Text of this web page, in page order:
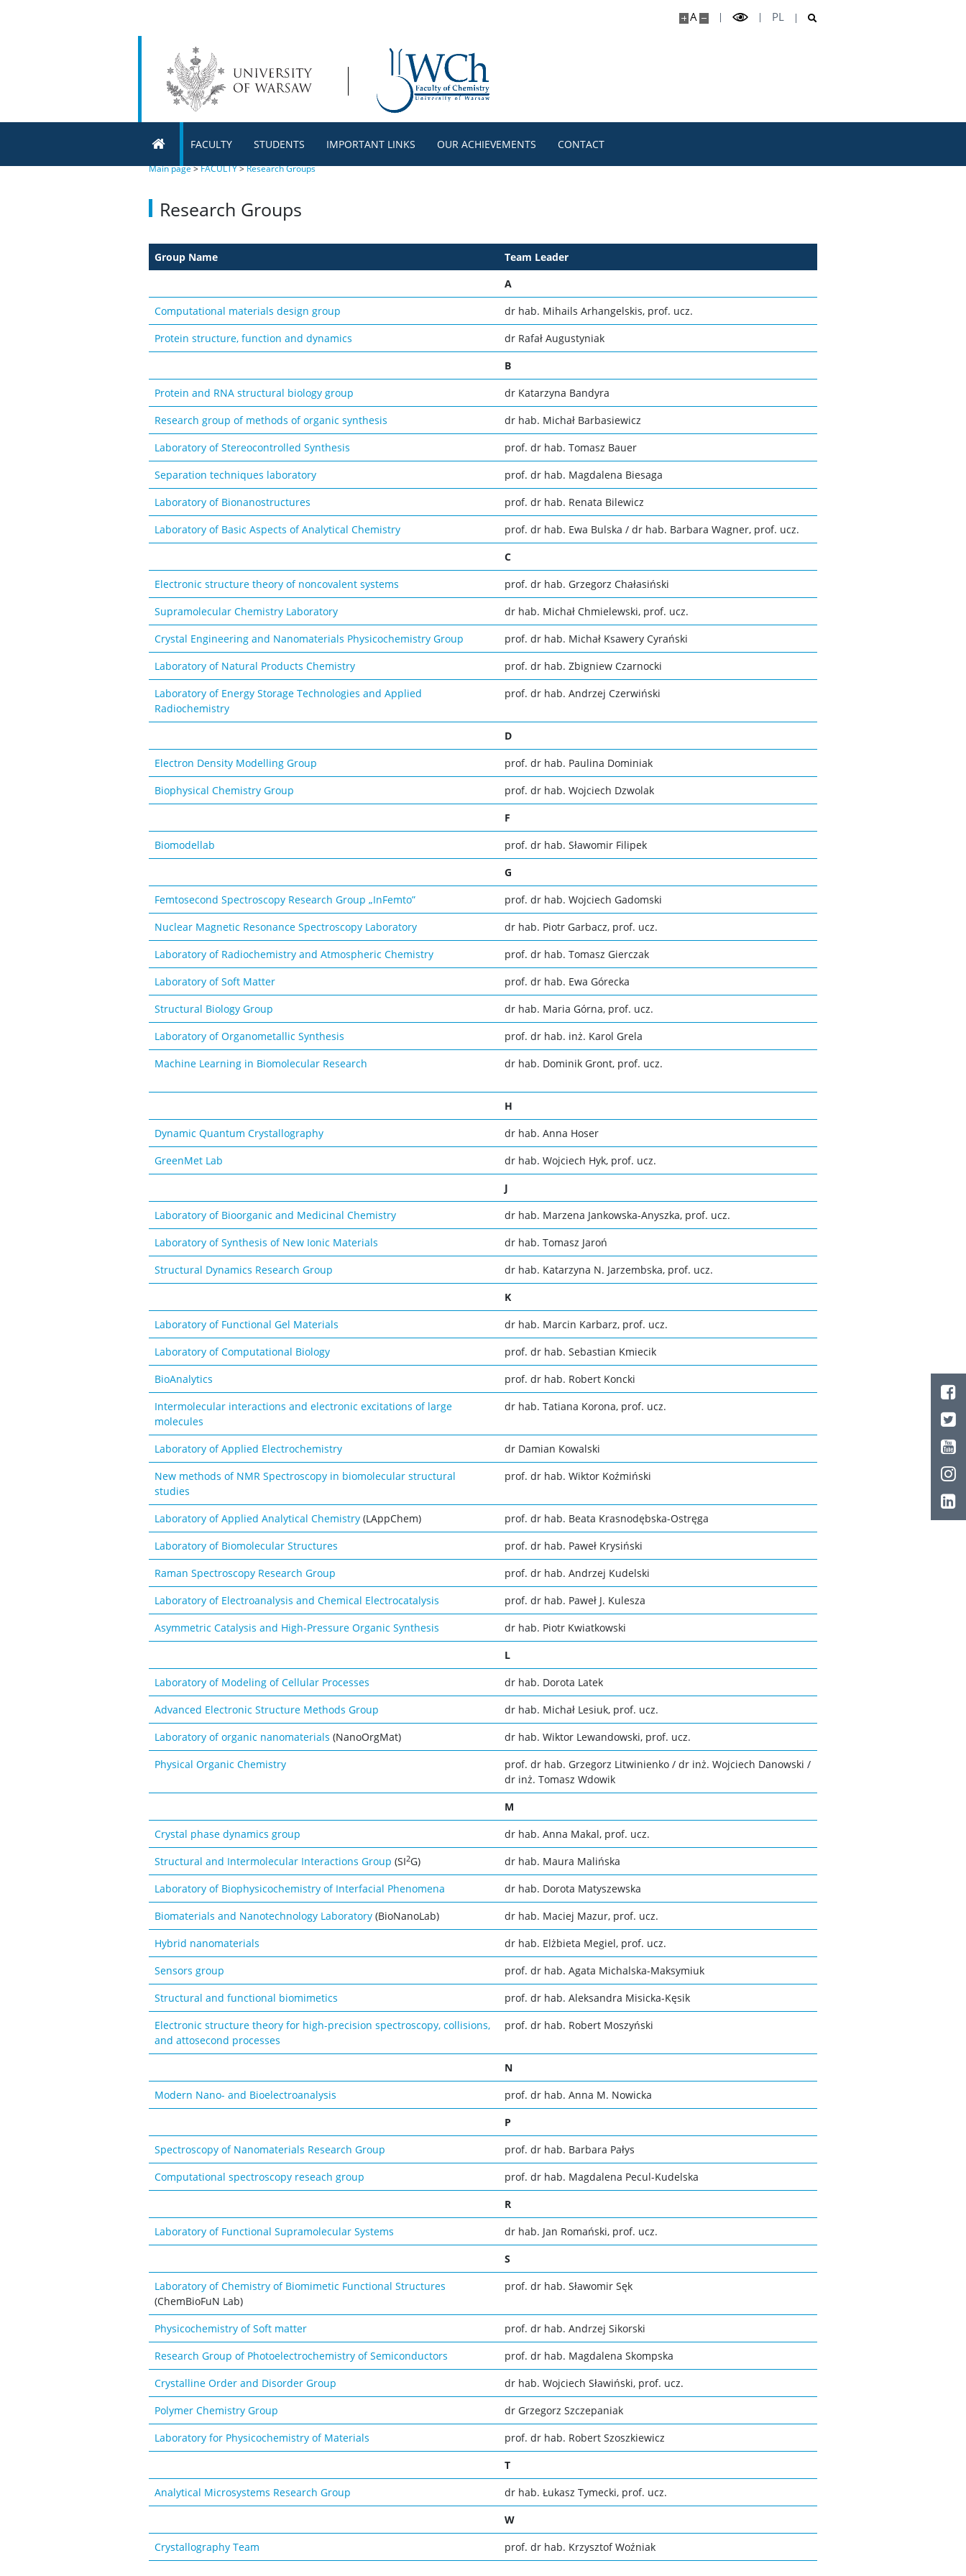
A PL
FACULTY STUDENTS IMPORTANT LINKS OUR ACHIEVEMENTS CONTACT
Main page>FACULTY>Research Groups
Research Groups
Group Name
Team Leader
A
Computational materials design group
dr hab. Mihails Arhangelskis, prof. ucz.
Protein structure, function and dynamics
dr Rafał Augustyniak
B
Protein and RNA structural biology group
dr Katarzyna Bandyra
Research group of methods of organic synthesis
dr hab. Michał Barbasiewicz
Laboratory of Stereocontrolled Synthesis
prof. dr hab. Tomasz Bauer
Separation techniques laboratory
prof. dr hab. Magdalena Biesaga
Laboratory of Bionanostructures
prof. dr hab. Renata Bilewicz
Laboratory of Basic Aspects of Analytical Chemistry
prof. dr hab. Ewa Bulska / dr hab. Barbara Wagner, prof. ucz.
C
Electronic structure theory of noncovalent systems
prof. dr hab. Grzegorz Chałasiński
Supramolecular Chemistry Laboratory
dr hab. Michał Chmielewski, prof. ucz.
Crystal Engineering and Nanomaterials Physicochemistry Group
prof. dr hab. Michał Ksawery Cyrański
Laboratory of Natural Products Chemistry
prof. dr hab. Zbigniew Czarnocki
Laboratory of Energy Storage Technologies and Applied
Radiochemistry
prof. dr hab. Andrzej Czerwiński
D
Electron Density Modelling Group
prof. dr hab. Paulina Dominiak
Biophysical Chemistry Group
prof. dr hab. Wojciech Dzwolak
F
Biomodellab
prof. dr hab. Sławomir Filipek
G
Femtosecond Spectroscopy Research Group „InFemto”
prof. dr hab. Wojciech Gadomski
Nuclear Magnetic Resonance Spectroscopy Laboratory
dr hab. Piotr Garbacz, prof. ucz.
Laboratory of Radiochemistry and Atmospheric Chemistry
prof. dr hab. Tomasz Gierczak
Laboratory of Soft Matter
prof. dr hab. Ewa Górecka
Structural Biology Group
dr hab. Maria Górna, prof. ucz.
Laboratory of Organometallic Synthesis
prof. dr hab. inż. Karol Grela
Machine Learning in Biomolecular Research
dr hab. Dominik Gront, prof. ucz.
H
Dynamic Quantum Crystallography
dr hab. Anna Hoser
GreenMet Lab
dr hab. Wojciech Hyk, prof. ucz.
J
Laboratory of Bioorganic and Medicinal Chemistry
dr hab. Marzena Jankowska-Anyszka, prof. ucz.
Laboratory of Synthesis of New Ionic Materials
dr hab. Tomasz Jaroń
Structural Dynamics Research Group
dr hab. Katarzyna N. Jarzembska, prof. ucz.
K
Laboratory of Functional Gel Materials
dr hab. Marcin Karbarz, prof. ucz.
Laboratory of Computational Biology
prof. dr hab. Sebastian Kmiecik
BioAnalytics
prof. dr hab. Robert Koncki
Intermolecular interactions and electronic excitations of large
molecules
dr hab. Tatiana Korona, prof. ucz.
Laboratory of Applied Electrochemistry
dr Damian Kowalski
New methods of NMR Spectroscopy in biomolecular structural
studies
prof. dr hab. Wiktor Koźmiński
Laboratory of Applied Analytical Chemistry (LAppChem)
prof. dr hab. Beata Krasnodębska-Ostręga
Laboratory of Biomolecular Structures
prof. dr hab. Paweł Krysiński
Raman Spectroscopy Research Group
prof. dr hab. Andrzej Kudelski
Laboratory of Electroanalysis and Chemical Electrocatalysis
prof. dr hab. Paweł J. Kulesza
Asymmetric Catalysis and High-Pressure Organic Synthesis
dr hab. Piotr Kwiatkowski
L
Laboratory of Modeling of Cellular Processes
dr hab. Dorota Latek
Advanced Electronic Structure Methods Group
dr hab. Michał Lesiuk, prof. ucz.
Laboratory of organic nanomaterials (NanoOrgMat)
dr hab. Wiktor Lewandowski, prof. ucz.
Physical Organic Chemistry
prof. dr hab. Grzegorz Litwinienko / dr inż. Wojciech Danowski /
dr inż. Tomasz Wdowik
M
Crystal phase dynamics group
dr hab. Anna Makal, prof. ucz.
Structural and Intermolecular Interactions Group (SI2G)
dr hab. Maura Malińska
Laboratory of Biophysicochemistry of Interfacial Phenomena
dr hab. Dorota Matyszewska
Biomaterials and Nanotechnology Laboratory (BioNanoLab)
dr hab. Maciej Mazur, prof. ucz.
Hybrid nanomaterials
dr hab. Elżbieta Megiel, prof. ucz.
Sensors group
prof. dr hab. Agata Michalska-Maksymiuk
Structural and functional biomimetics
prof. dr hab. Aleksandra Misicka-Kęsik
Electronic structure theory for high-precision spectroscopy, collisions,
and attosecond processes
prof. dr hab. Robert Moszyński
N
Modern Nano- and Bioelectroanalysis
prof. dr hab. Anna M. Nowicka
P
Spectroscopy of Nanomaterials Research Group
prof. dr hab. Barbara Pałys
Computational spectroscopy reseach group
prof. dr hab. Magdalena Pecul-Kudelska
R
Laboratory of Functional Supramolecular Systems
dr hab. Jan Romański, prof. ucz.
S
Laboratory of Chemistry of Biomimetic Functional Structures
(ChemBioFuN Lab)
prof. dr hab. Sławomir Sęk
Physicochemistry of Soft matter
prof. dr hab. Andrzej Sikorski
Research Group of Photoelectrochemistry of Semiconductors
prof. dr hab. Magdalena Skompska
Crystalline Order and Disorder Group
dr hab. Wojciech Sławiński, prof. ucz.
Polymer Chemistry Group
dr Grzegorz Szczepaniak
Laboratory for Physicochemistry of Materials
prof. dr hab. Robert Szoszkiewicz
T
Analytical Microsystems Research Group
dr hab. Łukasz Tymecki, prof. ucz.
W
Crystallography Team
prof. dr hab. Krzysztof Woźniak